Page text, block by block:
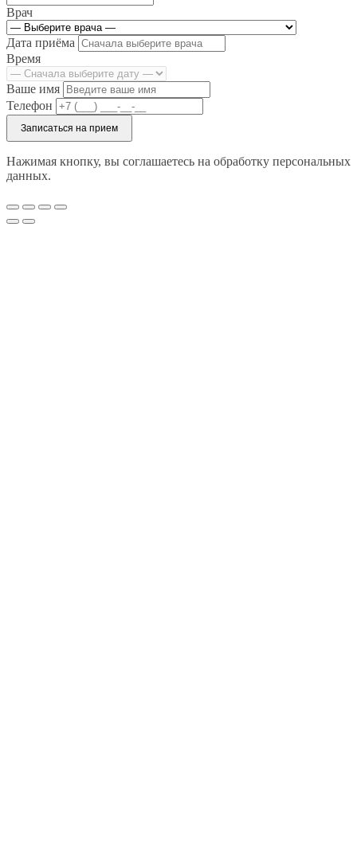
Врач
Дата приёма
Время
Ваше имя
Телефон
Записаться на прием
Нажимая кнопку, вы соглашаетесь на обработку персональных
данных.